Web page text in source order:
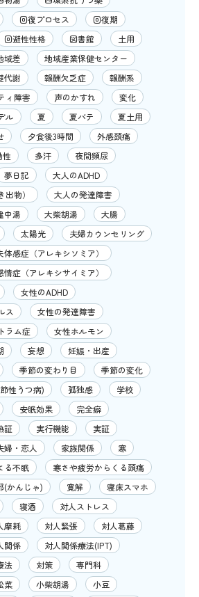
回復プロセス
回復期
回避性性格 図書館
土用
域差
地域産業保健センター
代謝 報酬欠乏症
報酬系
ィ障害
声のかすれ
変化
ル
夏 夏バテ
夏土用
夕食後3時間
外感頭痛
性 多汗
夜間頻尿
夢日記
大人のADHD
物）
大人の発達障害
中湯 大柴胡湯
大腸
太陽光
夫婦カウンセリング
体感症（アレキシソミア）
情症（アレキシサイミア）
女性のADHD
ス
女性の発達障害
ラム症
女性ホルモン
妄想
妊娠・出産
季節の変わり目
季節の変化
性うつ病)
孤独感
学校
安眠効果
完全癖
証 実行機能
実証
婦・恋人 家族関係
寒
る不眠
寒さや疲労からくる頭痛
(かんじゃ) 寛解
寝床スマホ
寝酒
対人ストレス
摩耗 対人緊張
対人葛藤
関係
対人関係療法(IPT)
法 対策
専門科
菜 小柴胡湯
小豆